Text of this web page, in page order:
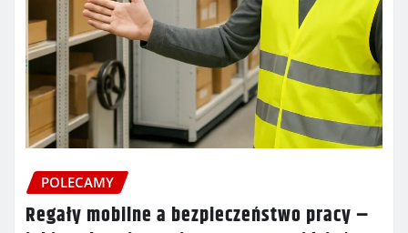
POLECAMY
Regały mobilne a bezpieczeństwo pracy –